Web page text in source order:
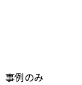
事例のみ